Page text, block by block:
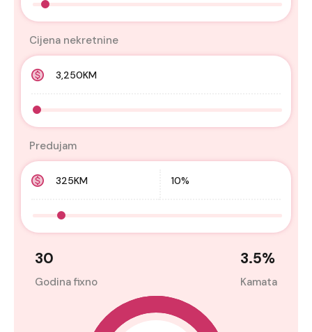
Cijena nekretnine
Predujam
30
Godina fixno
3.5%
Kamata